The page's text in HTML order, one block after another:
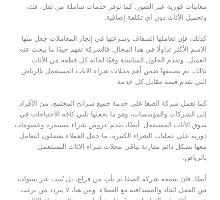
معاينات فورية عبر الصور. كما توفر خدمات شاملة من نقل، فك،
وتحميل الأثاث دون أي تكلفة إضافية.
كذلك، فإن تعاملها الشفاف وسرعتها في إنجاز المعاملات جعل منها
الاسم الأكثر تداولًا في هذا المجال. فالشركة تفهم جيدًا ما يبحث عنه
العميل، وتقدم الحلول المناسبة وفقًا لحالة كل قطعة من الأثاث.
لذلك، تم تصنيفها ضمن أهم محلات شراء الاثاث المستعمل بالرياض
التي تقدم قيمة مقابل كل خدمة.
كما تعمل شركة الصفا على خدمة جميع شرائح المجتمع، من الأفراد
إلى الشركات والمؤسسات، وهو ما يجعلها تلبي كافة الاحتياجات في
سوق الأثاث المستعمل. أيضًا، تقدم عروض شراء مستمرة وخصومات
دورية على عمليات الشراء الكبيرة، ما جعل العملاء يفضلون التعامل
معها بشكل دائم مقارنة بباقي محلات شراء الاثاث المستعمل
بالرياض.
أيضًا، فإن سمعة شركة الصفا لم تأتِ من فراغ، بل بُنيت عبر سنوات
من العمل الجاد والمصداقية مع العملاء. ومن هنا، لا يتردد من يرغب